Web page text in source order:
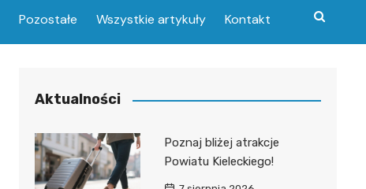
Pozostałe Wszystkie artykuły Kontakt
Aktualności
Poznaj bliżej atrakcje
Powiatu Kieleckiego!